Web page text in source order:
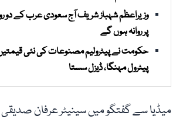
وزیراعظم شہباز شریف آج سعودی عرب کے دو
پر روانہ ہوں گے
حکومت نے پیٹرولیم مصنوعات کی نئی
پیٹرول مہنگا، ڈیزل سستا
میڈیا سے گفتگو میں سینیٹر عرفان